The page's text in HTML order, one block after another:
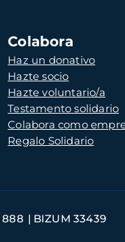
Colabora
Haz un donativo
Hazte socio
Hazte voluntario/a
Testamento solidario
Colabora como
Regalo Solidario
888 BIZUM 33439